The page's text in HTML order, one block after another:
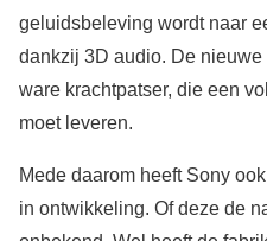
geluidsbeleving wordt naar
dankzij 3D audio. De
ware krachtpatser, die een
moet leveren.
Mede daarom heeft Sony
in ontwikkeling. Of deze de